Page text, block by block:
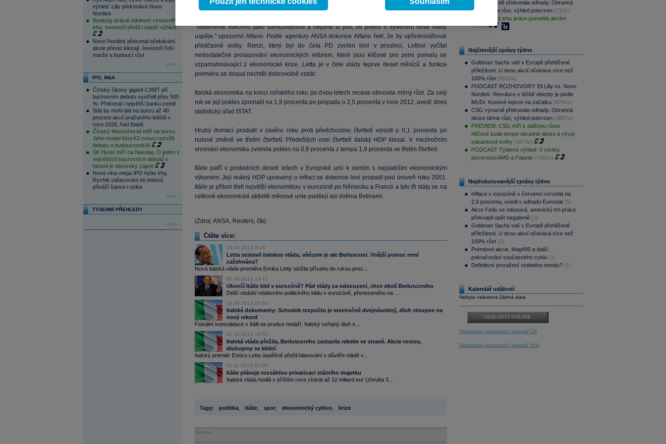
výhled. Lilly překonává Novo
Nordisk
Booking ukázal odolnost cestovního
trhu. Investoři přešli i slabší výhled
Novo Nordisk překonal očekávání,
akcie přesto klesají. Investoři řeší
marže a budoucí růst
více...
IPO, M&A
Čínský čipový gigant CXMT při
burzovním debutu vystřelil přes 500
%. Překonal i největší banku země
Stát by mohl dát na burzu až 40
procent akcií pražského letiště v
roce 2028, řekl Babiš
Čínský Moonshot AI míří na burzu.
Jeho model Kimi K3 znovu rozvířil
debatu o budoucnosti AI
SK Hynix míří na Nasdaq. O jeden z
největších burzovních debutů v
historii je obrovský zájem
Nová vlna mega IPO hýbe trhy.
Rychlé zařazování do indexů
přináší šance i rizika
více...
TÝDENNÍ PŘEHLEDY
více...
Renzi přijde. Alfano přitom zdůraznil, že nesmí být příliš levicové.
"Nebereme všechno jako samozřejmost a nejsme si jistí, že pokus o vytvoření nové vlády
uspěje," upozornil Alfano. Podle agentury ANSA dokonce Alfano řekl, že by upřednostňoval
předčasné volby. Renzi, který byl do čela PD zvolen loni v prosinci, Lettovi vyčítal
nedostatečné prosazování ekonomických reforem, které jsou klíčové pro zemi pomalu se
vzpamatovávající z ekonomické krize. Letta je v čele vlády teprve deset měsíců a funkce
premiéra se dosud nechtěl dobrovolně vzdát.
Italská ekonomika na konci loňského roku po dvou letech recese obnovila mírný růst. Za celý
rok se její pokles zpomalil na 1,9 procenta po propadu o 2,5 procenta v roce 2012, uvedl dnes
statistický úřad ISTAT.
Hrubý domácí produkt v závěru roku proti předchozímu čtvrtletí vzrostl o 0,1 procenta po
nulové změně ve třetím čtvrtletí. Předešlých osm čtvrtletí italský HDP klesal. V meziročním
srovnání ekonomika zvolnila pokles na 0,8 procenta z tempa 1,9 procenta ve třetím čtvrtletí.
Itálie patří v posledních deseti letech v Evropské unii k zemím s nejslabším ekonomickým
výkonem. Její reálný HDP upravený o inflaci se dokonce loni propadl pod úroveň roku 2001.
Itálie je přitom třetí největší ekonomikou v eurozóně po Německu a Francii a tyto tři státy se na
celkové ekonomické aktivitě měnové unie podílejí asi dvěma třetinami.
(Zdroj: ANSA, Reuters, čtk)
Čtěte více:
29.04.2013 9:28
Letta sestavil italskou vládu, vítězem je ale Berlusconi. Vnější pomoc není
zažehnána?
Nová italská vláda premiéra Enrika Letty složila přísahu do rukou prez...
05.08.2013 13:12
Ukončí Itálie klid v eurozóně? Pád vlády za odsouzení, chce okolí Berlusconiho
Delší období relativního politického klidu v eurozóně, přeneseného na ...
16.09.2013 20:44
Italské dokumenty: Schodek rozpočtu je meziročně dvojnásobný, dluh stoupne na
nový rekord
Fiskální konsolidace v Itálii se prudce nedaří. Italský veřejný dluh s...
02.10.2013 14:51
Italská vláda přežila, Berlusconiho zastavila rebelie ve straně. Akcie rostou,
dluhopisy se klidní
Italský premiér Enrico Letta úspěšně přežil hlasování o důvěře vládě v...
21.11.2013 20:00
Itálie plánuje rozsáhlou privatizaci státního majetku
Italská vláda hodlá v příštím roce získat až 12 miliard eur (zhruba 3...
Tagy: politika, itálie, spor, ekonomický cyklus, krize
Reklama
CSG výrazně překonala odhady. Obranná
divize táhne růst, výhled potvrzen (213x)
Slabá data z trhu práce pomohla akciím
(170x)
Nejčtenější zprávy týdne
Goldman Sachs vidí v Evropě přehlížené
příležitosti. U dvou akcií očekává více než
100% růst (8528x)
PODCAST ROZHOVORY: Eli Lilly vs. Novo
Nordisk. Revoluce v léčbě obezity je podle
MUDr. Kunové teprve na začátku (6794x)
CSG výrazně překonala odhady. Obranná
divize táhne růst, výhled potvrzen (4887x)
PREVIEW: CSG míří k dalšímu růstu.
Klíčové bude tempo obranné divize a vývoj
zakázkové knihy (4274x)
PODCAST Týdenní výhled: V centru
pozornosti AMD a Palantir (4181x)
Nejdiskutovanější zprávy týdne
Inflace v eurozóně v červenci vzrostla na
2,9 procenta, uvedl v odhadu Eurostat (5)
Akce Fedu se odsouvá, americký trh práce
překvapil opět negativně (1)
Goldman Sachs vidí v Evropě přehlížené
příležitosti. U dvou akcií očekává více než
100% růst (1)
Prémiové akcie, Mag495 a další
pokračování současného cyklu (1)
Definitivní proražení stoletého trendu? (1)
Kalendář událostí
Nebyla nalezena žádná data
UDÁLOSTI ONLINE
Dlouhodobý ekonomický kalendář ČR
Dlouhodobý ekonomický kalendář Svět